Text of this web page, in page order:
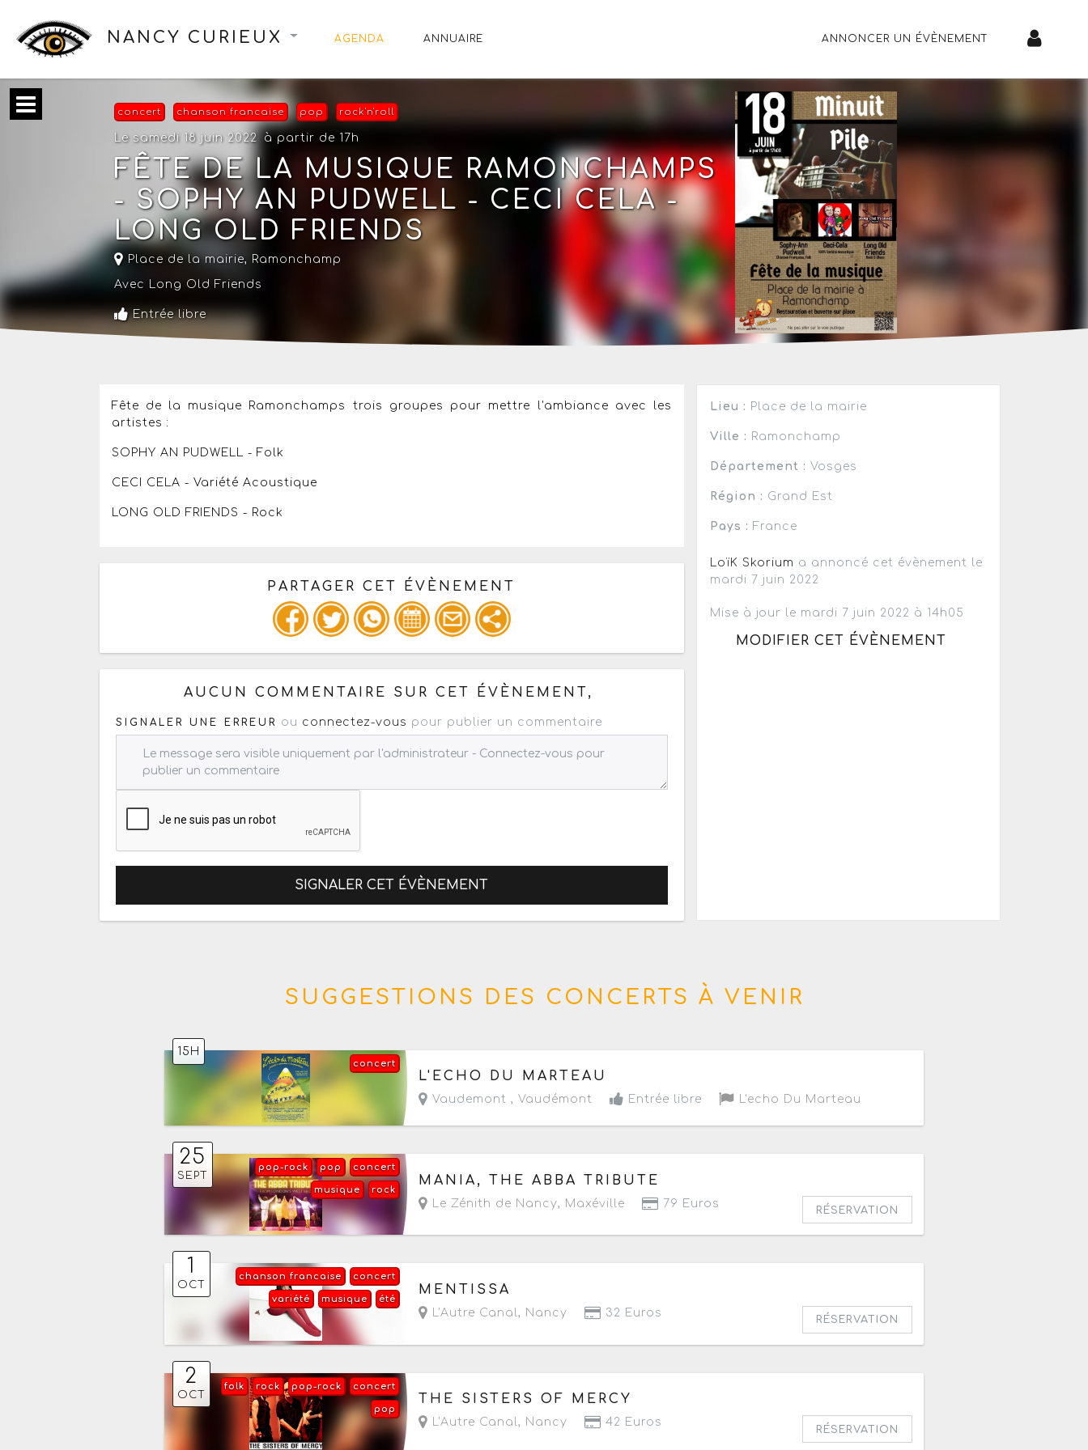
NANCY CURIEUX AGENDA ANNUAIRE ANNONCER UN ÉVÈNEMENT
concert chanson francaise pop rock'n'roll
Le samedi 18 juin 2022 à partir de 17h
FÊTE DE LA MUSIQUE RAMONCHAMPS
- SOPHY AN PUDWELL - CECI CELA -
LONG OLD FRIENDS
Place de la mairie, Ramonchamp
Avec Long Old Friends
Entrée libre
Fête de la musique Ramonchamps trois groupes pour mettre l'ambiance avec les
artistes :
SOPHY AN PUDWELL - Folk
CECI CELA - Variété Acoustique
LONG OLD FRIENDS - Rock
PARTAGER CET ÉVÈNEMENT
Copiez les infos ci-dessous pour un : mail / forum / réseau social
AUCUN COMMENTAIRE SUR CET ÉVÈNEMENT,
SIGNALER UNE ERREUR ou connectez-vous pour publier un commentaire
SIGNALER CET ÉVÈNEMENT
Lieu : Place de la mairie
Ville : Ramonchamp
Département : Vosges
Région : Grand Est
Pays : France
LoïK Skorium a annoncé cet évènement le
mardi 7 juin 2022
Mise à jour le mardi 7 juin 2022 à 14h05
MODIFIER CET ÉVÈNEMENT
SUGGESTIONS DES CONCERTS À VENIR
15H
concert
Aujourd'hui le samedi 8 août 2026
L'ECHO DU MARTEAU
Vaudemont , Vaudémont Entrée libre L'echo Du Marteau
25
SEPT
concert
pop
pop-rock
rock
musique
Le vendredi 25 septembre 2026 à partir de 20h30
MANIA, THE ABBA TRIBUTE
Le Zénith de Nancy, Maxéville 79 Euros
RÉSERVATION
1
OCT
concert
chanson francaise
été
musique
variété
Le jeudi 1 octobre 2026
MENTISSA
L'Autre Canal , Nancy 32 Euros
RÉSERVATION
2
OCT
concert
pop-rock
rock
folk
pop
Le vendredi 2 octobre 2026 à partir de 20h
THE SISTERS OF MERCY
L'Autre Canal, Nancy 42 Euros
RÉSERVATION